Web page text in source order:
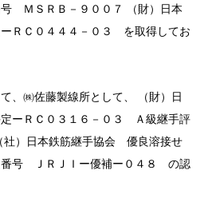
ＭＳＲＢ－９００７ （財）日本
ＲＣ０４４４－０３ を取得してお
、㈱佐藤製線所として、 （財）日
ーＲＣ０３１６－０３ Ａ級継手評
社）日本鉄筋継手協会 優良溶接せ
号 ＪＲＪＩー優補ー０４８ の認